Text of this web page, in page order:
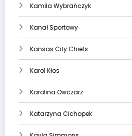
Kamila Wybrańczyk
Kanał Sportowy
Kansas City Chiefs
Karol Kłos
Karolina Owczarz
Katarzyna Cichopek